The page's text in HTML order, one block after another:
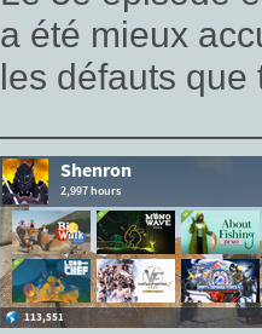
a été mieux
les défauts que